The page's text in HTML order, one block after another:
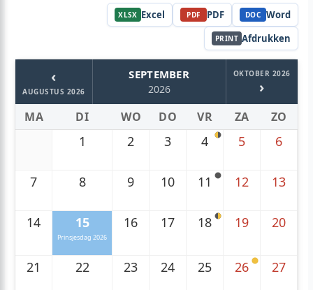
XLSX Excel PDF PDF DOC Word
PRINT Afdrukken
‹
AUGUSTUS 2026
SEPTEMBER
2026
OKTOBER 2026
›
MA DI WO DO VR ZA ZO
1 2 3 4 5 6
7 8 9 10 11 12 13
14 15
Prinsjesdag 2026
16 17 18 19 20
21 22 23 24 25 26 27